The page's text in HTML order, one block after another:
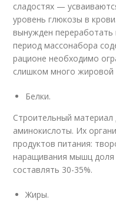
сладостях —
уровень глюкозы в
вынужден
период массонабора
рационе необходимо
слишком много
Белки.
Строительный
аминокислоты. Их
продуктов питания:
наращивания мышц
составлять 30-35%.
Жиры.